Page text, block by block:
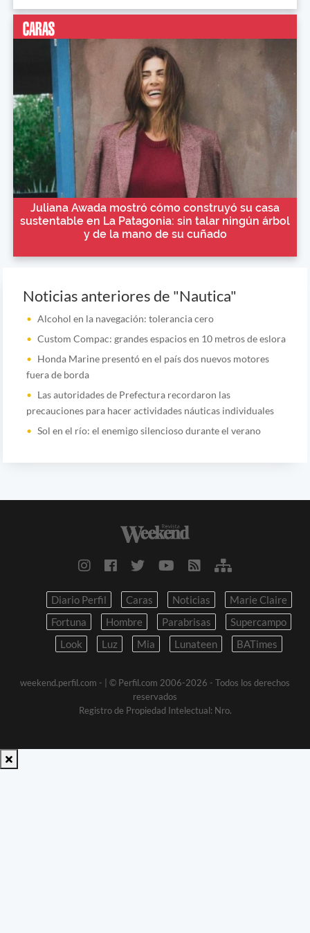
Juliana Awada mostró cómo construyó su casa
sustentable en La Patagonia: sin talar ningún árbol
y de la mano de su cuñado
Noticias anteriores de "Nautica"
Alcohol en la navegación: tolerancia cero
Custom Compac: grandes espacios en 10 metros de eslora
Honda Marine presentó en el país dos nuevos motores
fuera de borda
Las autoridades de Prefectura recordaron las
precauciones para hacer actividades náuticas individuales
Sol en el río: el enemigo silencioso durante el verano
Diario Perfil Caras Noticias
Marie Claire
Fortuna
Hombre Parabrisas
Supercampo
Look
Luz Mia Lunateen BATimes
weekend.perfil.com -
| © Perfil.com 2006-2026 - Todos los derechos
reservados
Registro de Propiedad Intelectual: Nro.